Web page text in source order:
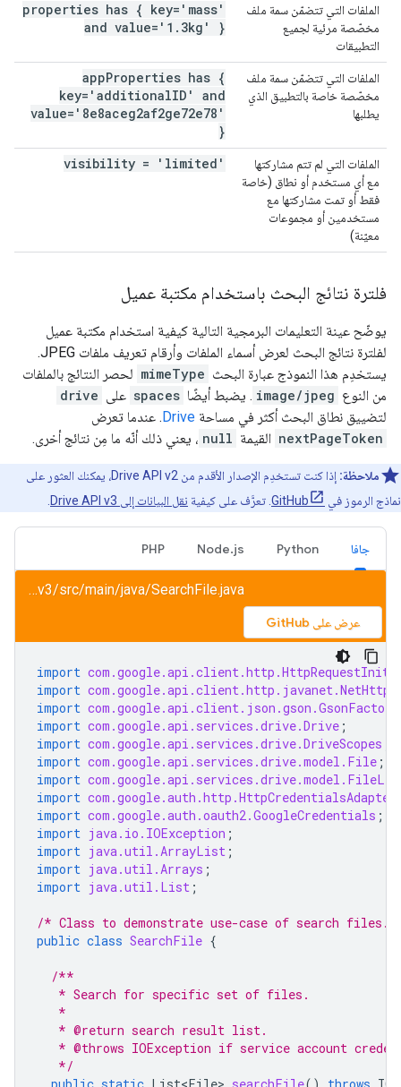
الملفات التي تتضمّن سمة ملف
مخصّصة مرئية لجميع
التطبيقات
properties has { key='mass'
and value='1 . 3kg' }
الملفات التي تتضمّن سمة ملف
مخصّصة خاصة بالتطبيق الذي
يطلبها
appProperties has {
key='additionalID' and
value='8e8aceg2af2ge72e78'
}
الملفات التي لم تتم مشاركتها
مع أي مستخدم أو نطاق (خاصة
فقط أو تمت مشاركتها مع
مستخدمين أو مجموعات
معيّنة)
visibility = 'limited'
فلترة نتائج البحث باستخدام مكتبة عميل
يوضّح عينة التعليمات البرمجية التالية كيفية استخدام مكتبة عميل
لفلترة نتائج البحث لعرض أسماء الملفات وأرقام تعريف ملفات JPEG.
يستخدِم هذا النموذج عبارة البحث mimeType لحصر النتائج بالملفات
من النوع image/jpeg . يضبط أيضًا spaces على drive
لتضييق نطاق البحث أكثر في مساحة Drive. عندما تعرض
nextPageToken القيمة null ، يعني ذلك أنّه ما مِن نتائج أخرى.
ملاحظة:
إذا كنت تستخدِم الإصدار الأقدم من Drive API v2، يمكنك العثور على
نماذج الرموز في
GitHub . تعرَّف على كيفية نقل البيانات إلى Drive API v3
جافا Python
Node.js
PHP
drive/snippets/drive_v3/src/main/java/SearchFile.java
عرض على GitHub
import
import
import com.google.api.client.json.gson.GsonFactory
import com.google.api.services.drive.Drive ;
import com.google.api.services.drive.DriveScopes
import com.google.api.services.drive.model.File ;
import
import com.google.auth.http.HttpCredentialsAdapter
import com.google.auth.oauth2.GoogleCredentials ;
import java.io.IOException ;
import java.util.ArrayList ;
import java.util.Arrays ;
import java.util.List ;
/* Class to demonstrate use-case of search files.
public class SearchFile {
/**
   * Search for specific set of files.
   *
   * @return search result list.
* @throws IOException if service account
   */